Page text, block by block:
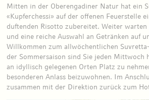
Mitten in der Oberengadiner Natur hat ein
«Kupferchessi» auf der offenen Feuerstelle
duftenden Risotto zubereitet. Weiter warten
und eine reiche Auswahl an Getränken auf
Willkommen zum allwöchentlichen
der Sommersaison sind Sie jeden Mittwoch
an idyllisch gelegenen Orten Platz zu
besonderen Anlass beizuwohnen. Im
zusammen mit der Direktion zurück zum